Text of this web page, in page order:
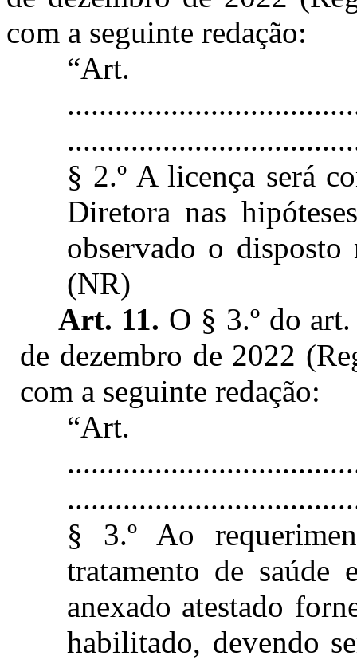
com a seguinte redação:
§ 2.º A licença será
Diretora nas
observado o
(NR)
Art. 11. O § 3.º do
de dezembro de 2022
com a seguinte redação:
§ 3.º Ao
tratamento de saúde
anexado atestado
habilitado, devendo